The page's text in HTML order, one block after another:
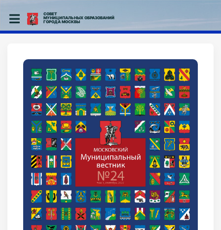
СОВЕТ
МУНИЦИПАЛЬНЫХ ОБРАЗОВАНИЙ
ГОРОДА МОСКВЫ